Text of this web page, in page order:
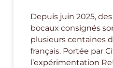
Depuis juin 2025,
bocaux consignés
plusieurs centaines
français. Portée par
l’expérimentation